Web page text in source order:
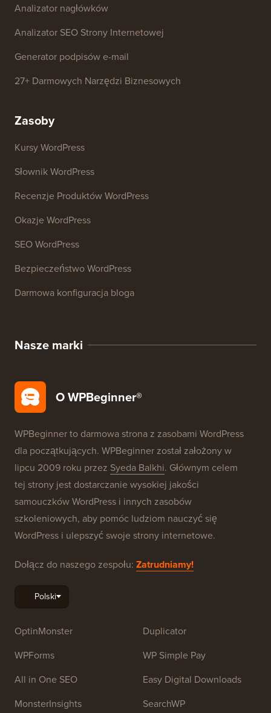
Analizator nagłówków
Analizator SEO Strony Internetowej
Generator podpisów e-mail
27+ Darmowych Narzędzi Biznesowych
Zasoby
Kursy WordPress
Słownik WordPress
Recenzje Produktów WordPress
Okazje WordPress
SEO WordPress
Bezpieczeństwo WordPress
Darmowa konfiguracja bloga
Nasze marki
O WPBeginner®
WPBeginner to darmowa strona z zasobami WordPress
dla początkujących. WPBeginner został założony w
lipcu 2009 roku przez Syeda Balkhi. Głównym celem
tej strony jest dostarczanie wysokiej jakości
samouczków WordPress i innych zasobów
szkoleniowych, aby pomóc ludziom nauczyć się
WordPress i ulepszyć swoje strony internetowe.
Dołącz do naszego zespołu: Zatrudniamy!
OptinMonster
WPForms
All in One SEO
MonsterInsights
Duplicator
WP Simple Pay
Easy Digital Downloads
SearchWP